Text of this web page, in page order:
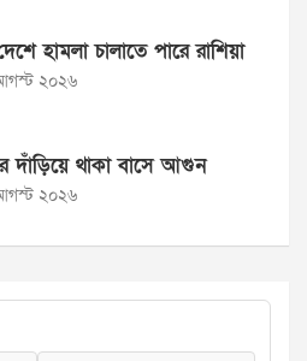
হামলা চালাতে পারে রাশিয়া
২০২৬
দাঁড়িয়ে থাকা বাসে আগুন
২০২৬